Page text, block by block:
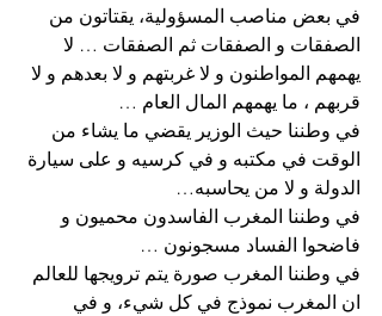
في بعض مناصب المسؤولية، يقتاتون من
الصفقات و الصفقات ثم الصفقات … لا
يهمهم المواطنون و لا غربتهم و لا بعدهم و لا
قربهم ، ما يهمهم المال العام …
في وطننا حيث الوزير يقضي ما يشاء من
الوقت في مكتبه و في كرسيه و على سيارة
الدولة و لا من يحاسبه…
في وطننا المغرب الفاسدون محميون و
فاضحوا الفساد مسجونون …
في وطننا المغرب صورة يتم ترويجها للعالم
ان المغرب نموذج في كل شيء، و في